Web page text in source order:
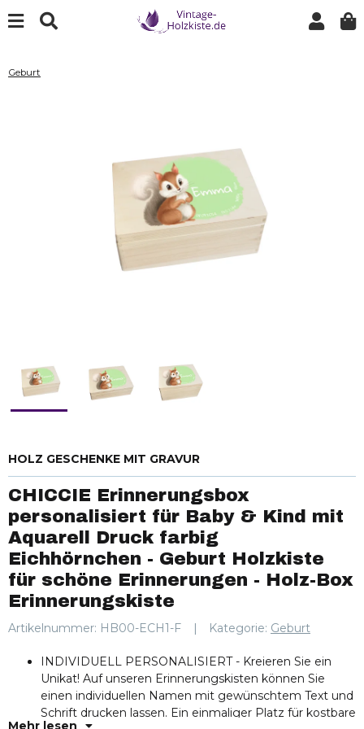
Geburt
HOLZ GESCHENKE MIT GRAVUR
CHICCIE Erinnerungsbox
personalisiert für Baby & Kind mit
Aquarell Druck farbig
Eichhörnchen - Geburt Holzkiste
für schöne Erinnerungen - Holz-Box
Erinnerungskiste
Artikelnummer: HB00-ECH1-F Kategorie: Geburt
INDIVIDUELL PERSONALISIERT - Kreieren Sie ein
Unikat! Auf unseren Erinnerungskisten können Sie
einen individuellen Namen mit gewünschtem Text und
Schrift drucken lassen. Ein einmaliger Platz für kostbare
Mehr lesen